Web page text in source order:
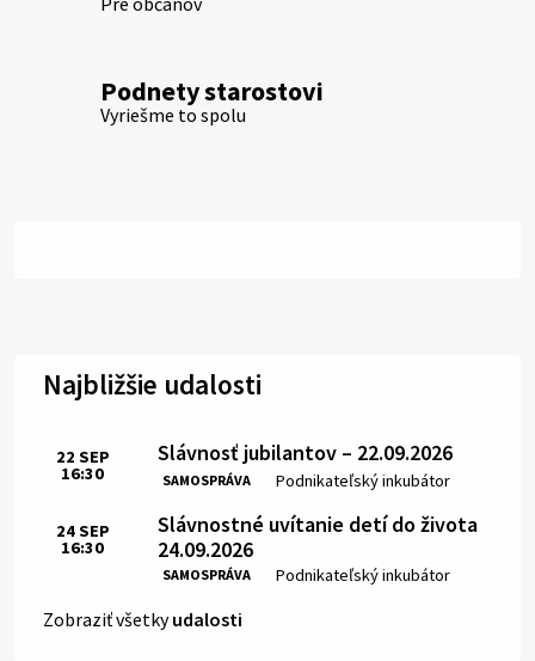
Podnety starostovi
Vyriešme to spolu
Najbližšie udalosti
Slávnosť jubilantov – 22.09.2026
SAMOSPRÁVA Miesto:
Podnikateľský inkubátor
Čas:
22 SEP
16:30
Slávnostné uvítanie detí do života
24.09.2026
SAMOSPRÁVA Miesto:
Podnikateľský inkubátor
Čas:
24SEP
16:30
Zobraziť všetkyudalosti